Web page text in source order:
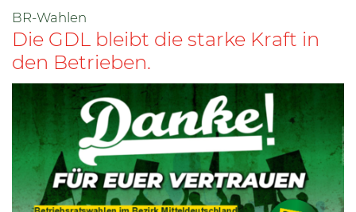
BR-Wahlen
Die GDL bleibt die starke Kraft in
den Betrieben.